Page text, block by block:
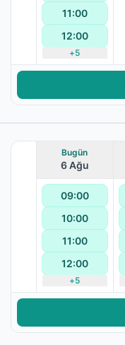
11:00
12:00
+5
Bugün
6 Ağu
09:00
10:00
11:00
12:00
+5